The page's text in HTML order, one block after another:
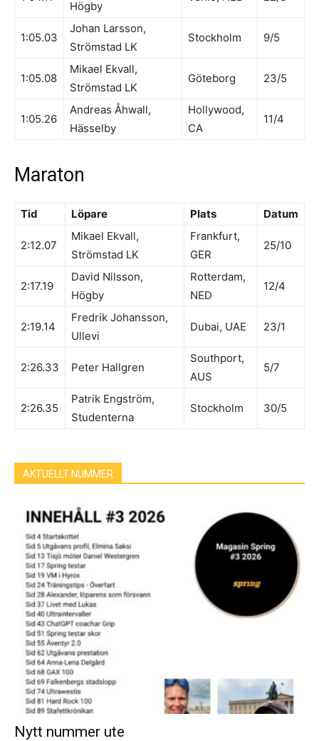
Högby
1:05.03
Johan Larsson,
Strömstad LK
Stockholm 9/5
1:05.08
Mikael Ekvall,
Strömstad LK
Göteborg 23/5
1:05.26
Andreas Åhwall,
Hässelby
Hollywood,
CA
11/4
Maraton
Tid Löpare Plats Datum
2:12.07
Mikael Ekvall,
Strömstad LK
Frankfurt,
GER
25/10
2:17.19
David Nilsson,
Högby
Rotterdam,
NED
12/4
2:19.14
Fredrik Johansson,
Ullevi
Dubai, UAE 23/1
2:26.33 Peter Hallgren
Southport,
AUS
5/7
2:26.35
Patrik Engström,
Studenterna
Stockholm 30/5
AKTUELLT NUMMER
Nytt nummer ute